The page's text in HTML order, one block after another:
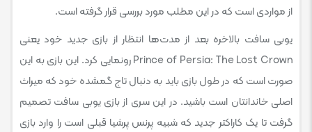
از مواردی است که در این مطلب مورد بررسی قرار گرفته است.
یوبی سافت بالاخره بعد از مدت‌ها انتظار از بازی جدید خود یعنی
Prince of Persia: The Lost Crown رونمایی کرد. این بازی به این
صورت است که در طول بازی باید به دنبال تاج گمشده خود که میراث
اصلی خاندانتان است باشید. در این سری از بازی یوبی سافت تصمیم
گرفت تا یک کاراکتر جدید که شبیه پرنس پرشیا قبلی است را وارد بازی